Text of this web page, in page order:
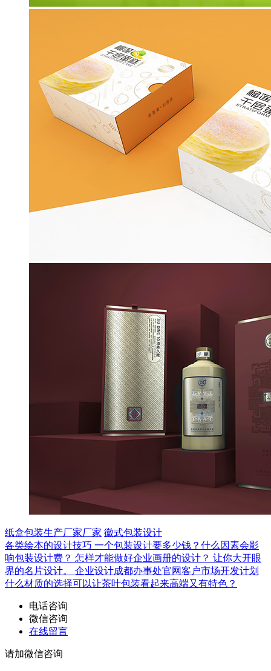
纸盒包装生产厂家厂家 徽式包装设计
各类绘本的设计技巧 一个包装设计要多少钱？什么因素会影
响包装设计费？ 怎样才能做好企业画册的设计？ 让你大开眼
界的名片设计。 企业设计成都办事处官网客户市场开发计划
什么材质的选择可以让茶叶包装看起来高端又有特色？
电话咨询
微信咨询
在线留言
请加微信咨询